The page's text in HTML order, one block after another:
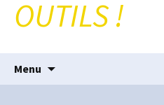
OUTILS !
Menu